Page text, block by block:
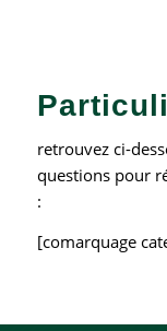
retrouvez ci-
questions pour
:
[comarquage